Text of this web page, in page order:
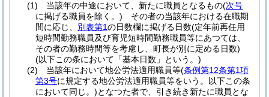
(1)
当該年の中途において、新たに職員となるもの(次号
に掲げる職員を除く。) その者の当該年における在職期
間に応じ、 別表第1の日数欄に掲げる日数(定年前再任用
短時間勤務職員及び育児短時間勤務職員等にあつては、
その者の勤務時間等を考慮し、町長が別に定める日数)
(以下この条において「基本日数」という。)
(2)
当該年において地公労法適用職員等(条例第12条第1項
第3号に規定する地公労法適用職員等をいう。以下この条
において同じ。)となつた者で、引き続き新たに職員とな